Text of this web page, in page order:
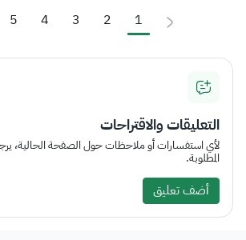
1
2
3
4
5
التعليقات والاقتراحات
لأي استفسارات أو ملاحظات حول الصفحة الحالية،
المطلوبة.
أضف تعليق